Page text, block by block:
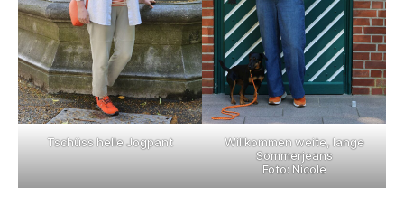
Tschüss helle Jogpant
Willkommen weite, lange
Sommerjeans
Foto: Nicole